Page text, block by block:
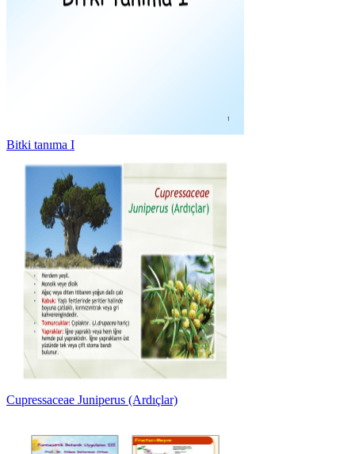
Bitki tanıma I
Cupressaceae Juniperus (Ardıçlar)